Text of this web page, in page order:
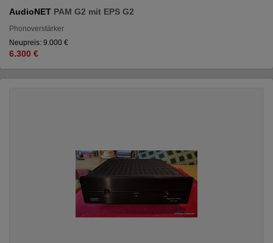
AudioNET PAM G2 mit EPS G2
Phonoverstärker
Neupreis: 9.000 €
6.300 €